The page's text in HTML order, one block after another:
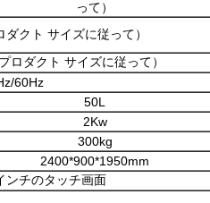
って）
クト サイズに従って）
ロダクト サイズに従って）
60Hz
50L
2Kw
300kg
2400*900*1950mm
ンチのタッチ画面